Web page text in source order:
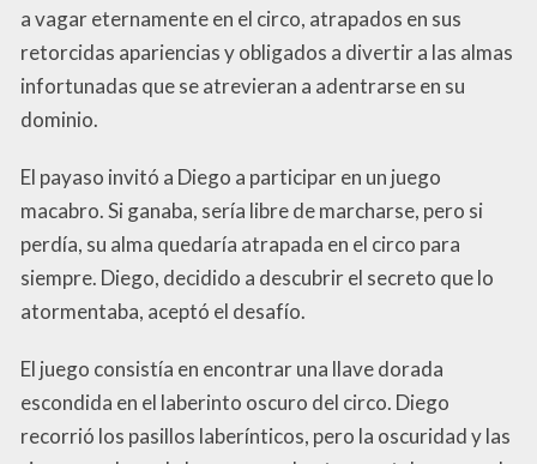
a vagar eternamente en el circo, atrapados en sus
retorcidas apariencias y obligados a divertir a las almas
infortunadas que se atrevieran a adentrarse en su
dominio.
El payaso invitó a Diego a participar en un juego
macabro. Si ganaba, sería libre de marcharse, pero si
perdía, su alma quedaría atrapada en el circo para
siempre. Diego, decidido a descubrir el secreto que lo
atormentaba, aceptó el desafío.
El juego consistía en encontrar una llave dorada
escondida en el laberinto oscuro del circo. Diego
recorrió los pasillos laberínticos, pero la oscuridad y las